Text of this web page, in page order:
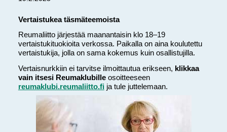
Vertaistukea täsmäteemoista
Reumaliitto järjestää maanantaisin klo 18–19
vertaistukituokioita verkossa. Paikalla on aina koulutettu
vertaistukija, jolla on sama kokemus kuin osallistujilla.
Vertaisnurkkiin ei tarvitse ilmoittautua erikseen, klikkaa
vain itsesi Reumaklubilleosoitteeseen
reumaklubi.reumaliitto.fija tule juttelemaan.